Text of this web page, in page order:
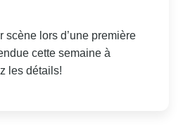
scène lors d’une première
cette semaine à
les détails!